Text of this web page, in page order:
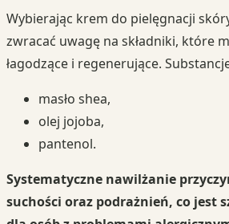
Wybierając krem do pielęgnacji
zwracać uwagę na składniki, które
łagodzące i regenerujące.
masło shea,
olej jojoba,
pantenol.
Systematyczne nawilżanie
suchości oraz podrażnień, co jest